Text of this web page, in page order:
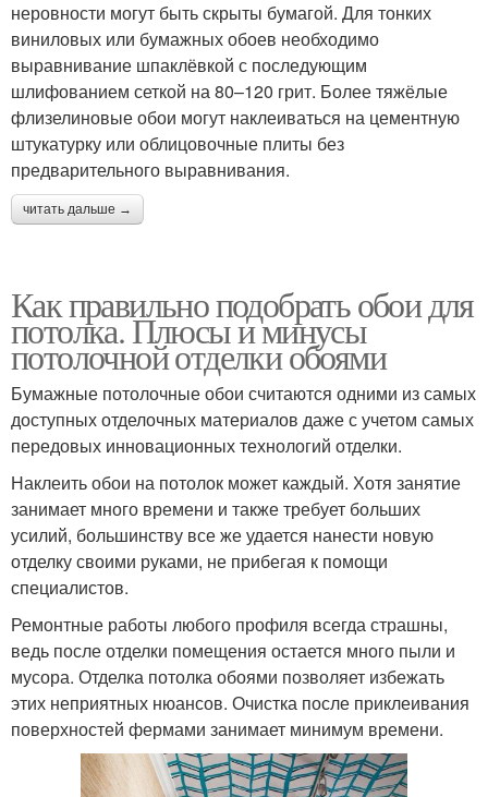
неровности могут быть скрыты бумагой. Для тонких
виниловых или бумажных обоев необходимо
выравнивание шпаклёвкой с последующим
шлифованием сеткой на 80–120 грит. Более тяжёлые
флизелиновые обои могут наклеиваться на цементную
штукатурку или облицовочные плиты без
предварительного выравнивания.
читать дальше →
Как правильно подобрать обои для
потолка. Плюсы и минусы
потолочной отделки обоями
Бумажные потолочные обои считаются одними из самых
доступных отделочных материалов даже с учетом самых
передовых инновационных технологий отделки.
Наклеить обои на потолок может каждый. Хотя занятие
занимает много времени и также требует больших
усилий, большинству все же удается нанести новую
отделку своими руками, не прибегая к помощи
специалистов.
Ремонтные работы любого профиля всегда страшны,
ведь после отделки помещения остается много пыли и
мусора. Отделка потолка обоями позволяет избежать
этих неприятных нюансов. Очистка после приклеивания
поверхностей фермами занимает минимум времени.